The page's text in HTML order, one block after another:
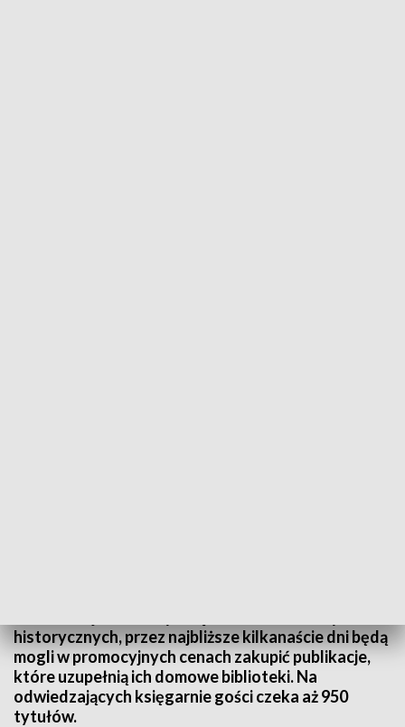
historycznych, przez najbliższe kilkanaście dni będą
mogli w promocyjnych cenach zakupić publikacje,
które uzupełnią ich domowe biblioteki. Na
odwiedzających księgarnie gości czeka aż 950
tytułów.